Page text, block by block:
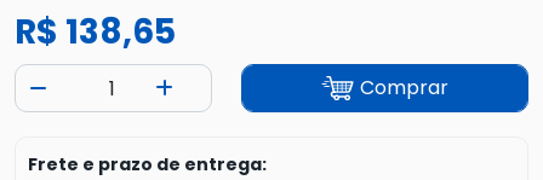
R$ 138,65
Comprar
Frete e prazo de entrega: